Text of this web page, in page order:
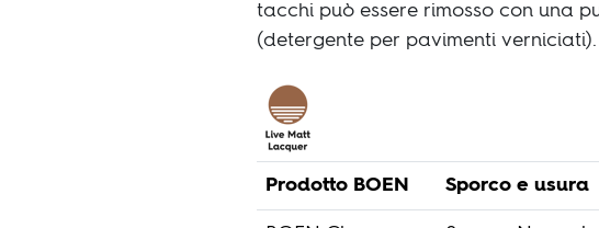
tacchi può essere rimosso con una
(detergente per pavimenti
Prodotto BOEN Sporco e usura